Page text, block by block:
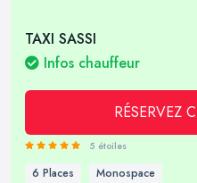
TAXI SASSI
Infos chauffeur
RÉSERVEZ
5 étoiles
6 Places Monospace